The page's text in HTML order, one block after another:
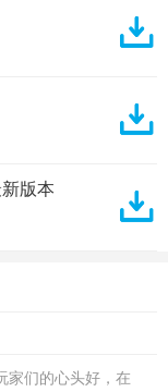
版本
家们的心头好，在